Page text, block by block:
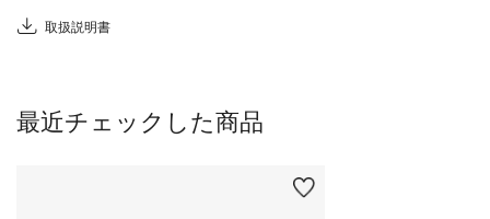
取扱説明書
最近チェックした商品